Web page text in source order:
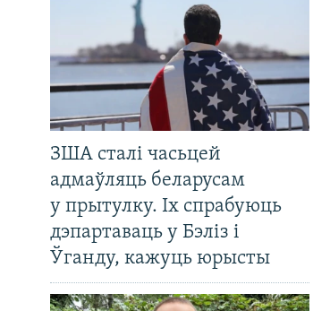
ЗША сталі часьцей
адмаўляць беларусам
у прытулку. Іх спрабуюць
дэпартаваць у Бэліз і
Ўганду, кажуць юрысты